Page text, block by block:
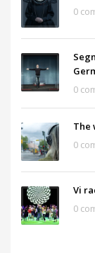
0
0
The
0
Vi
0